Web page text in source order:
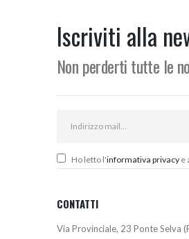
Iscriviti alla
Non perderti tutte le
Ho letto l'informativa privacy e
CONTATTI
Via Provinciale, 23 Ponte Selva